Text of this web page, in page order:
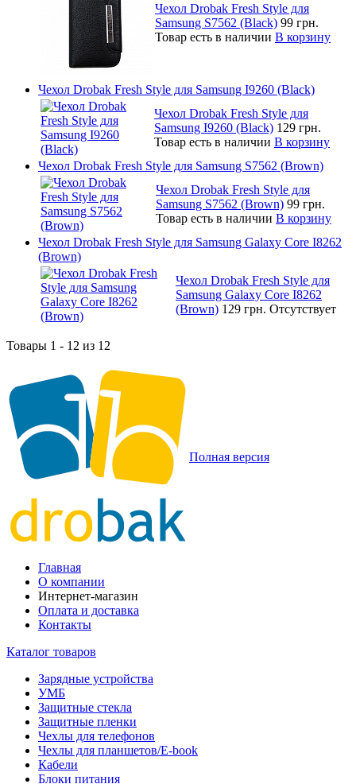
Чехол Drobak Fresh Style для
Samsung S7562 (Black) 99 грн.
Товар есть в наличии В корзину
Чехол Drobak Fresh Style для Samsung I9260 (Black)
Чехол Drobak Fresh Style для
Samsung I9260 (Black) 129 грн.
Товар есть в наличии В корзину
Чехол Drobak Fresh Style для Samsung S7562 (Brown)
Чехол Drobak Fresh Style для
Samsung S7562 (Brown) 99 грн.
Товар есть в наличии В корзину
Чехол Drobak Fresh Style для Samsung Galaxy Core I8262
(Brown)
Чехол Drobak Fresh Style для
Samsung Galaxy Core I8262
(Brown) 129 грн. Отсутствует
Товары 1 - 12 из 12
Полная версия
Главная
О компании
Интернет-магазин
Оплата и доставка
Контакты
Каталог товаров
Зарядные устройства
УМБ
Защитные стекла
Защитные пленки
Чехлы для телефонов
Чехлы для планшетов/E-book
Кабели
Блоки питания